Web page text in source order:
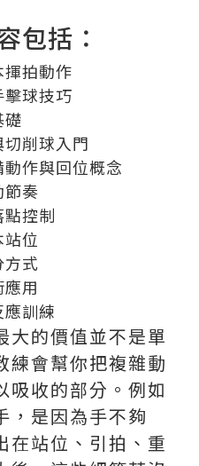
包括：
拍動作
擊球技巧
礎
削球入門
作與回位概念
節奏
控制
位
方式
用
訓練
大的價值並不是單
練會幫你把複雜動
吸收的部分。例如
，是因為手不夠
在站位、引拍、重